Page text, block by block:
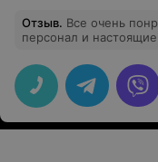
Отзыв. Все очень
персонал и